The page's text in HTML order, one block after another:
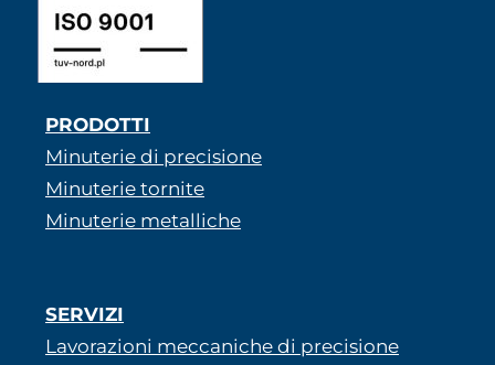
PRODOTTI
Minuterie di precisione
Minuterie tornite
Minuterie metalliche
SERVIZI
Lavorazioni meccaniche di precisione